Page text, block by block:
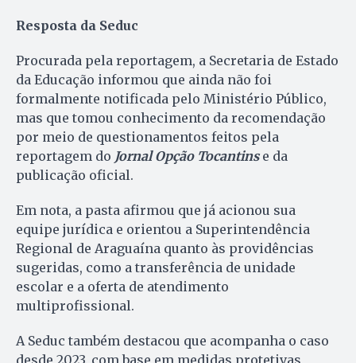
Resposta da Seduc
Procurada pela reportagem, a Secretaria de Estado
da Educação informou que ainda não foi
formalmente notificada pelo Ministério Público,
mas que tomou conhecimento da recomendação
por meio de questionamentos feitos pela
reportagem do Jornal Opção Tocantinse da
publicação oficial.
Em nota, a pasta afirmou que já acionou sua
equipe jurídica e orientou a Superintendência
Regional de Araguaína quanto às providências
sugeridas, como a transferência de unidade
escolar e a oferta de atendimento
multiprofissional.
A Seduc também destacou que acompanha o caso